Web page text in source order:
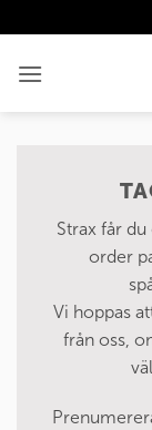
to
content
Strax får
order
Vi hoppas
från oss,